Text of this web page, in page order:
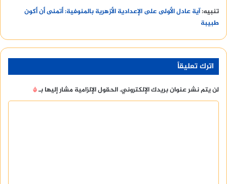
تنبيه:آية عادل الأولى على الإعدادية الأزهرية بالمنوفية: أتمنى أن أكون
طبيبة
اترك تعليقاً
لن يتم نشر عنوان بريدك الإلكتروني.الحقول الإلزامية مشار إليها بـ*